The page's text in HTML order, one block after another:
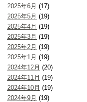
2025年6月 (17)
2025年5月 (19)
2025年4月 (19)
2025年3月 (19)
2025年2月 (19)
2025年1月 (19)
2024年12月 (20)
2024年11月 (19)
2024年10月 (19)
2024年9月 (19)